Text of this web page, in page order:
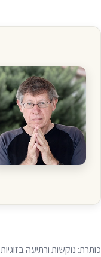
כותרת: נוקשות ורתיעה בזוגיות